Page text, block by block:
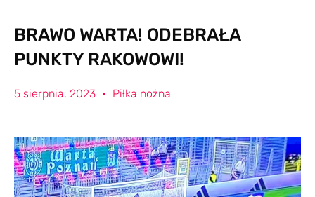
BRAWO WARTA! ODEBRAŁA
PUNKTY RAKOWOWI!
5 sierpnia, 2023 Piłka nożna